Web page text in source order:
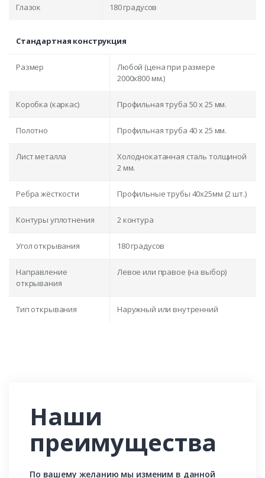
Глазок 180 градусов
Стандартная конструкция
Размер
Любой (цена при размере
2000x800 мм.)
Коробка (каркас) Профильная труба 50 х 25 мм.
Полотно Профильная труба 40 х 25 мм.
Лист металла
Холоднокатанная сталь толщиной
2 мм.
Ребра жёсткости Профильные трубы 40х25мм (2 шт.)
Контуры уплотнения 2 контура
Угол открывания 180 градусов
Направление
открывания
Левое или правое (на выбор)
Тип открывания Наружный или внутренний
Наши
преимущества
По вашему желанию мы изменим в данной